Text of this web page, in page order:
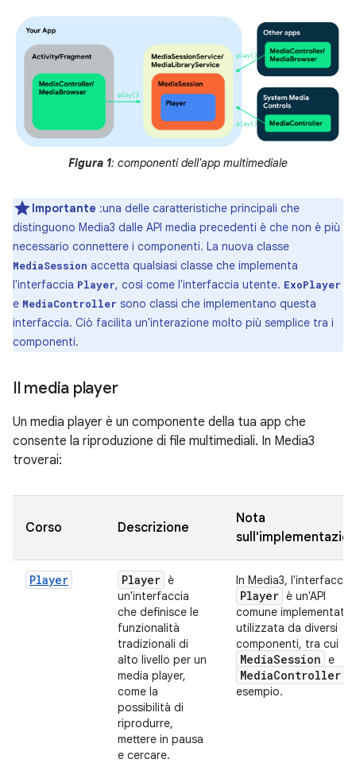
Figura 1: componenti dell'app multimediale
Importante :una delle caratteristiche principali che
distinguono Media3 dalle API media precedenti è che non è più
necessario connettere i componenti. La nuova classe
MediaSession accetta qualsiasi classe che implementa
l'interfaccia Player, così come l'interfaccia utente. ExoPlayer
e MediaController sono classi che implementano questa
interfaccia. Ciò facilita un'interazione molto più semplice tra i
componenti.
Il media player
Un media player è un componente della tua app che
consente la riproduzione di file multimediali. In Media3
troverai:
Corso Descrizione
Nota
Player Player è
un'interfaccia
che definisce le
funzionalità
tradizionali di
alto livello per un
media player,
come la
possibilità di
riprodurre,
mettere in pausa
e cercare.
In Media3, l'interfaccia
Player è un'API
comune implementata
utilizzata da diversi
componenti, tra cui
MediaSession e
MediaController
esempio.